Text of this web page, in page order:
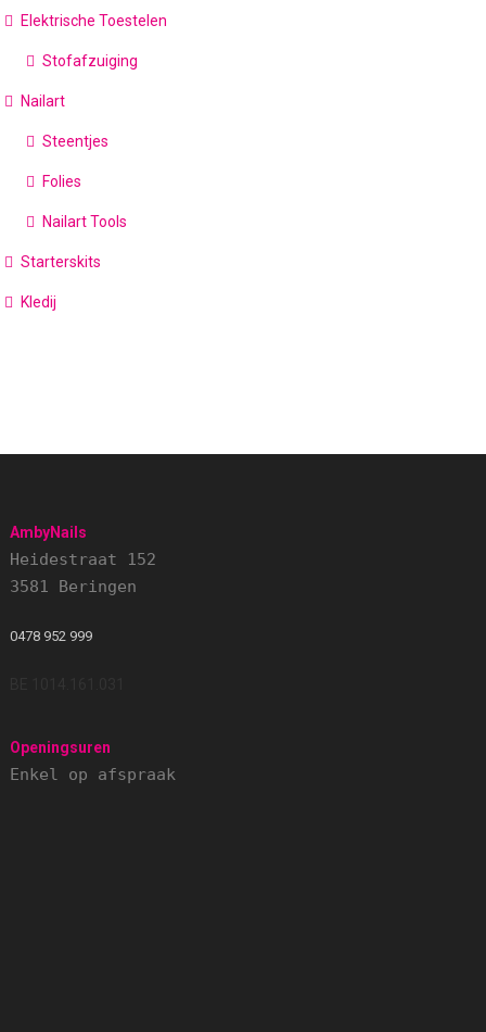
Elektrische Toestelen
Stofafzuiging
Nailart
Steentjes
Folies
Nailart Tools
Starterskits
Kledij
AmbyNails
Heidestraat 152
3581 Beringen
0478 952 999
Openingsuren
Enkel op afspraak